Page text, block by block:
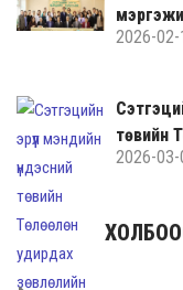
2026-02-
төвийн
2026-03-